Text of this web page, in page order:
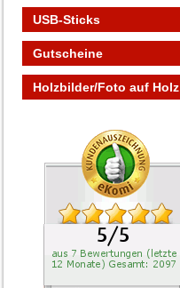
USB-Sticks
Gutscheine
Holzbilder/Foto auf Holz